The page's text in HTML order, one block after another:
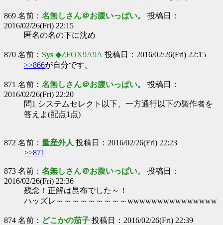
869 名前： 名無しさん＠お腹いっぱい。 投稿日：
2016/02/26(Fri) 22:15
匿名の名の下に沈め
870 名前： Sys ◆ZFOX9A9A 投稿日：2016/02/26(Fri) 22:15
>>866が自分です。
871 名前： 名無しさん＠お腹いっぱい。 投稿日：
2016/02/26(Fri) 22:20
問1 システムセレクト以下、一方通行以下の製作者を
答えよ(配点1点)
872 名前： 量産外人 投稿日：2016/02/26(Fri) 22:23
>>871
873 名前： 名無しさん＠お腹いっぱい。 投稿日：
2016/02/26(Fri) 22:36
残念！正解は昆布でした～！
ハッズレ～～～～～～～～～wwwwwwwwwwwwwww
874 名前： どこかの茄子 投稿日：2016/02/26(Fri) 22:39